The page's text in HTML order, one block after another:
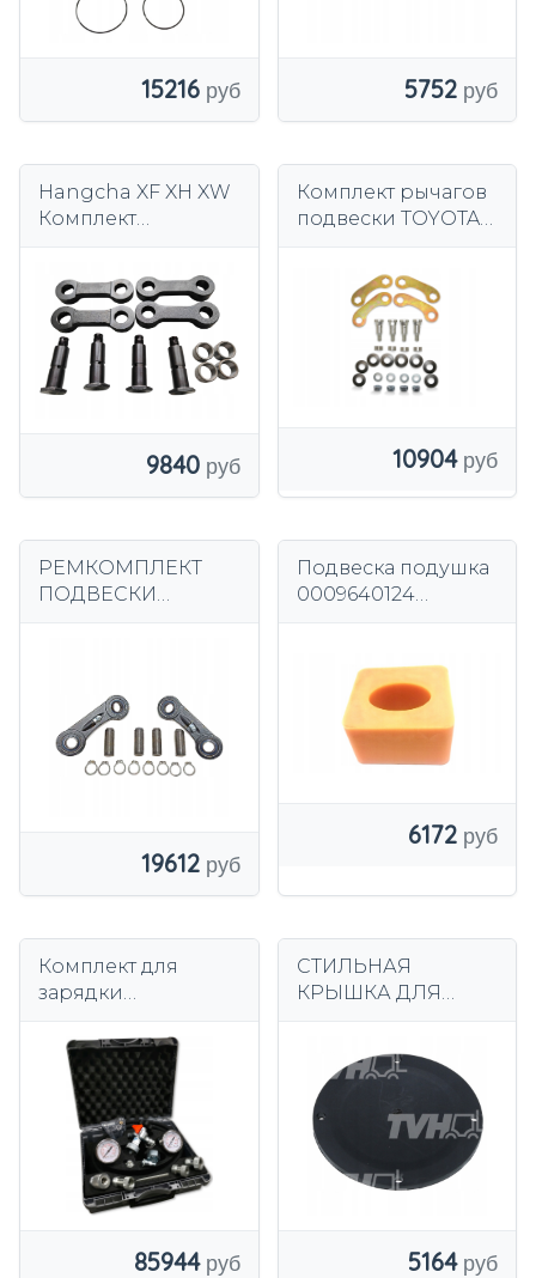
15216 5752
Hangcha XF XH XW
Комплект
2–3,5 т. Комплект
кронштейнов
9840
Комплект рычагов
подвески TOYOTA
10904
РЕМКОМПЛЕКТ
ПОДВЕСКИ
19612
Подвеска подушка
0009640124
6172
Комплект для
зарядки
а ИТАЛЬЯНСКИЙ
OMT
85944
СТИЛЬНАЯ
КРЫШКА ДЛЯ
5164